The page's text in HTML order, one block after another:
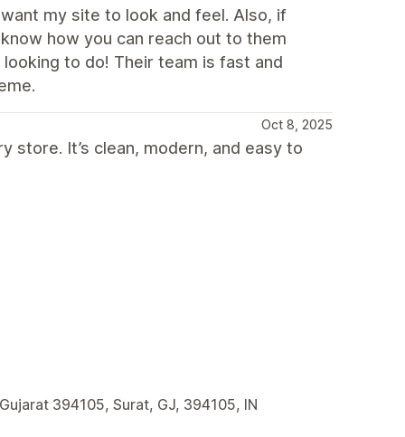
my site to look and feel. Also, if
how you can reach out to them
to do! Their team is fast and
Oct 8, 2025
It’s clean, modern, and easy to
394105, Surat, GJ, 394105, IN